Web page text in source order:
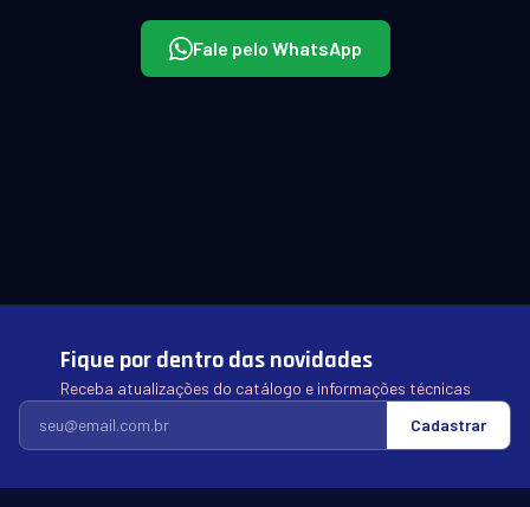
Fale pelo WhatsApp
Fique por dentro das novidades
Receba atualizações do catálogo e informações técnicas
Cadastrar